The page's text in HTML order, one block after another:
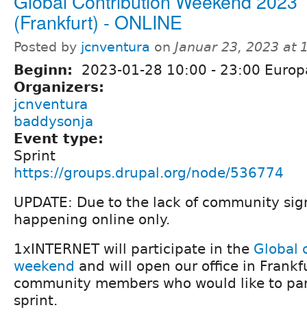
(Frankfurt) - ONLINE
Posted by jcnventura on Januar 23, 2023 at
Beginn: 2023-01-28 10:00 - 23:00
Organizers:
jcnventura
baddysonja
Event type:
Sprint
https://groups.drupal.org/node/536774
UPDATE: Due to the lack of community
happening online only.
1xINTERNET will participate in the Global
weekend and will open our office in
community members who would like to
sprint.